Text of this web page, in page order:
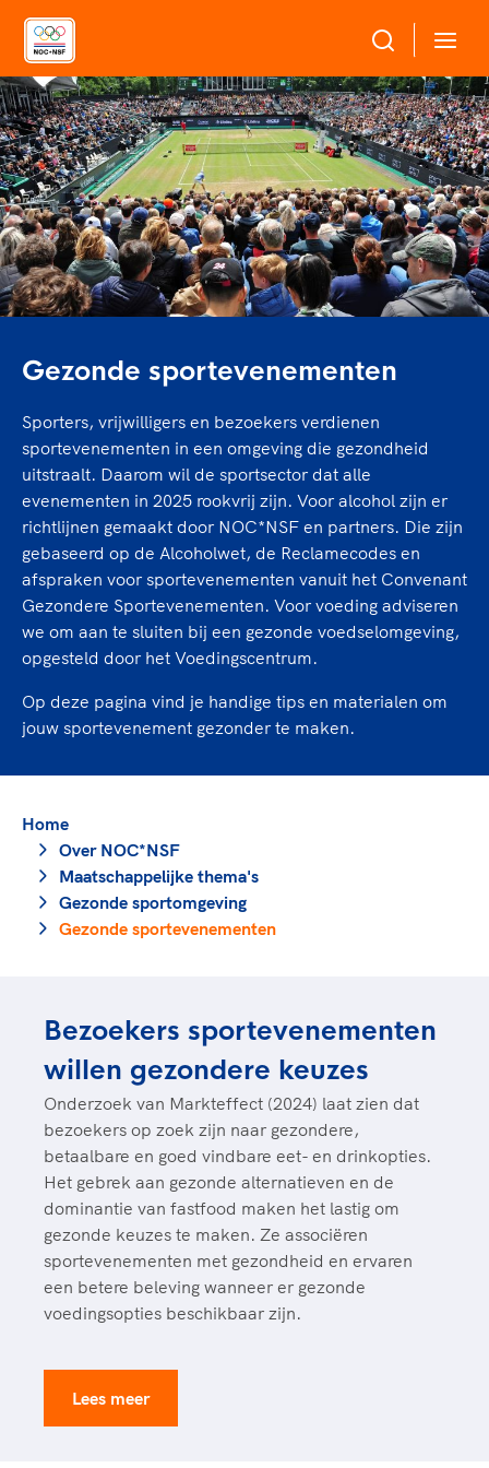
Over NOC*NSF
Sportagenda 2032
Leden
Algemene Vergadering
Raad van Toezicht en Bestuur
Merkbescherming NOC*NSF
Geven aan Sport
Sportonderzoek
Sportakkoord II
Game Changer
TeamNL kids
Olympische geschiedenis
Nieuwspagina
Sport gaat niet vanzelf
de sportschool te gaan. Door samen te juichen
voor Sifan Hassan, Rico Verhoeven, Diede de
Groot en het Nederlands Elftal. Of met trots te
genieten van de karatewedstrijd van je dochter,
de halve marathon van je moeder of de
hockeywedstrijd van je buurjongen.
Lees verder
Sportdeelname
Bonden en professionals in de sport
Beleidsmedewerkers
Coördinatoren en opleiders
Officials
Veilige en integere sport
Diversiteit en inclusie
Gezonde sportomgeving
Duurzaamheid
Bekwaam sportkader
Vitale clubs en bestuurlijk kader
Sportmatch
Clubacties
Opleidingen en trainingen
High5 Stappenplan
Samen voor een veilige
sportomgeving
Voor welk gedrag staat de club? Wat mag wel
langs de lijn, in de kleedkamer, kantine en online?
En wat mag vooral niet? Een gedragscode geeft
hier richting aan en is dus een belangrijk
onderdeel van het clubbeleid rondom gewenst en
ongewenst gedrag.
Topsport
Voor talentvolle sporters
Atletencommissie
Paralympische Talentdag
TeamNL Academie Kalender
Kennisaanbod TeamNL Experts
TeamNL Sport Science Centre
Paralympische Spelen LA28
Topsportbeleid
Topsportfinanciering
Maatschappelijke waarde topsport
Top teamsportcompetities
De TeamNL Academie biedt een leer- en
ontwikkelprogramma voor de volgende functies
binnen TeamNL programma's: experts, coaches,
bestuurders, (technisch) directeuren, managers en
toekomstig kader.
Lees verder
Voor bonden
Pers
Gezonde sportevenementen
Sporters, vrijwilligers en bezoekers verdienen
sportevenementen in een omgeving die gezondheid
uitstraalt. Daarom wil de sportsector dat alle
evenementen in 2025 rookvrij zijn. Voor alcohol zijn er
richtlijnen gemaakt door NOC*NSF en partners. Die zijn
gebaseerd op de Alcoholwet, de Reclamecodes en
afspraken voor sportevenementen vanuit het Convenant
Gezondere Sportevenementen. Voor voeding adviseren
we om aan te sluiten bij een gezonde voedselomgeving,
opgesteld door het Voedingscentrum.
Op deze pagina vind je handige tips en materialen om
jouw sportevenement gezonder te maken.
Home
Over NOC*NSF
Maatschappelijke thema's
Gezonde sportomgeving
Gezonde sportevenementen
Bezoekers sportevenementen
willen gezondere keuzes
Onderzoek van Markteffect (2024) laat zien dat
bezoekers op zoek zijn naar gezondere,
betaalbare en goed vindbare eet- en drinkopties.
Het gebrek aan gezonde alternatieven en de
dominantie van fastfood maken het lastig om
gezonde keuzes te maken. Ze associëren
sportevenementen met gezondheid en ervaren
een betere beleving wanneer er gezonde
voedingsopties beschikbaar zijn.
Lees meer